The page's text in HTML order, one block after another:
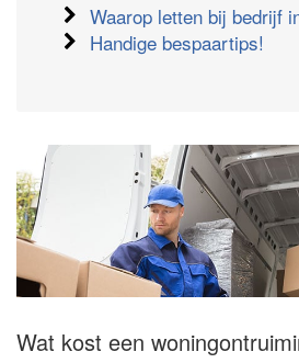
Waarop letten bij bedrijf
Handige bespaartips!
Wat kost een